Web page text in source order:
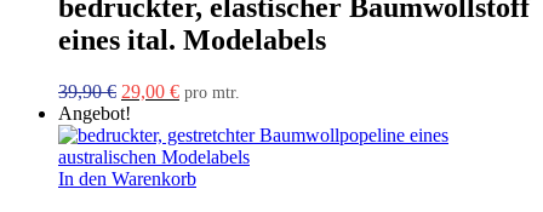
bedruckter, elastischer Baumwollstoff
eines ital. Modelabels
39,90€ Ursprünglicher
Preis
war:
39,90 €
29,00 €Aktueller
ist:
29,00 €.
pro mtr.
Angebot!
In den Warenkorb